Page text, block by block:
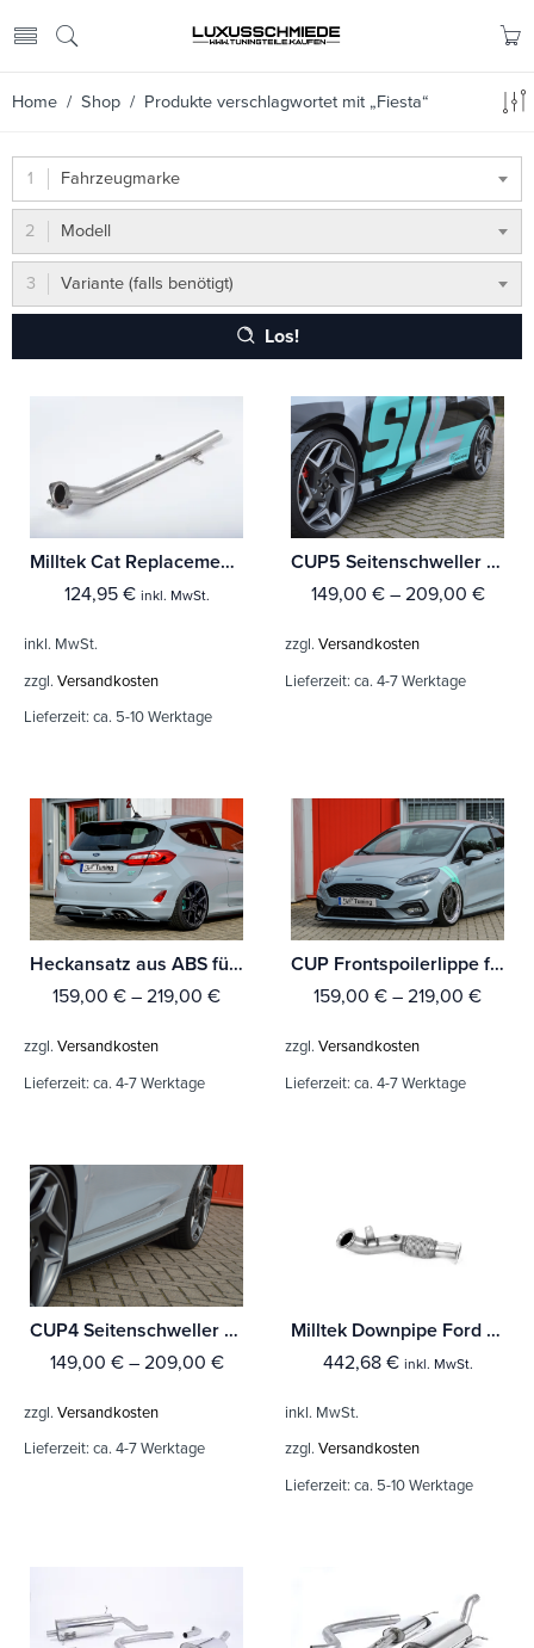
Home / Shop / Produkte verschlagwortet mit „Fiesta“
Fahrzeugmarke
Modell
Variante (falls benötigt)
Los!
Milltek Cat Replacement Pipe Ford Fiesta Mk6 ST 150
124,95 € inkl. MwSt.
inkl. MwSt.
zzgl. Versandkosten
Lieferzeit: ca. 5-10 Werktage
CUP5 Seitenschweller für Ford Fiesta ST MK8 JHH
149,00 €– 209,00 €
zzgl. Versandkosten
Lieferzeit: ca. 4-7 Werktage
Heckansatz aus ABS für Ford Fiesta ST MK8 JHH
159,00 € – 219,00 €
zzgl. Versandkosten
Lieferzeit: ca. 4-7 Werktage
CUP Frontspoilerlippe für Ford Fiesta ST MK8 JHH
159,00 € – 219,00 €
zzgl. Versandkosten
Lieferzeit: ca. 4-7 Werktage
CUP4 Seitenschweller für Ford Fiesta ST MK8 JHH
149,00 €– 209,00 €
zzgl. Versandkosten
Lieferzeit: ca. 4-7 Werktage
Milltek Downpipe Ford Fiesta Mk8 ST 1.5 EcoBoost 200PS (Bis Baujahr Sept 2020 Modelle)
442,68 € inkl. MwSt.
inkl. MwSt.
zzgl. Versandkosten
Lieferzeit: ca. 5-10 Werktage